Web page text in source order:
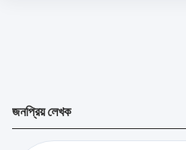
জনপ্রিয় লেখক